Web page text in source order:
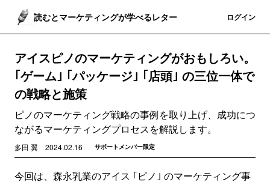
読むとマーケティングが学べるレター ログイン
アイスピノのマーケティングがおもしろい。
｢ゲーム｣ ｢パッケージ｣ ｢店頭｣ の三位一体で
の戦略と施策
ピノのマーケティング戦略の事例を取り上げ、成功につ
ながるマーケティングプロセスを解説します。
多田 翼 2024.02.16 サポートメンバー限定
今回は、森永乳業のアイス ｢ピノ｣ のマーケティング事